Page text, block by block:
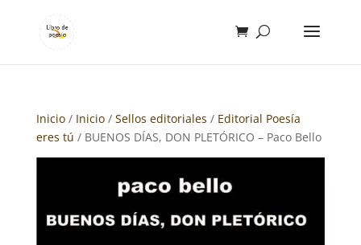
Inicio/ Inicio/ Sellos editoriales / Editorial Poesía
eres tú / BUENOS DÍAS, DON PLETÓRICO – Paco Bello